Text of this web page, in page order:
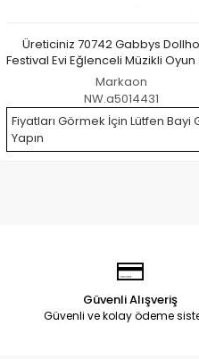
Üreticiniz 70742 Gabbys
Festival Evi Eğlenceli Müzikli Oyun
Cm -spinmaster
Markaon
NW.a5014431
Fiyatları Görmek İçin Lütfen Bayi
Yapın
Güvenli Alışveriş
Güvenli ve kolay ödeme